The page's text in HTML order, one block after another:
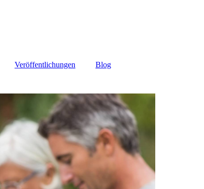
Veröffentlichungen Blog